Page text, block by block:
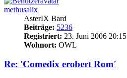
methusalix
AsterIX Bard
Beiträge: 5236
Registriert: 23. Juni 2006 20:15
Wohnort: OWL
Re: 'Comedix erobert Rom'